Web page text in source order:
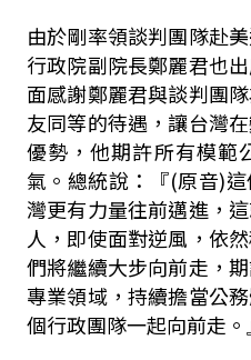
由於剛率領談判團隊赴
行政院副院長鄭麗君也
面感謝鄭麗君與談判團
友同等的待遇，讓台灣
優勢，他期許所有模範
氣。總統說：『(原音)
灣更有力量往前邁進，
人，即使面對逆風，依
們將繼續大步向前走，
專業領域，持續擔當公
個行政團隊一起向前走。